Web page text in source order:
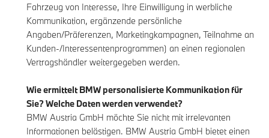
Fahrzeug von Interesse, Ihre Einwilligung in werbliche
Kommunikation, ergänzende persönliche
Angaben/Präferenzen, Marketingkampagnen, Teilnahme an
Kunden-/Interessentenprogrammen) an einen regionalen
Vertragshändler weitergegeben werden.
Wie ermittelt BMW personalisierte Kommunikation für
Sie? Welche Daten werden verwendet?
BMW Austria GmbH möchte Sie nicht mit irrelevanten
Informationen belästigen. BMW Austria GmbH bietet einen